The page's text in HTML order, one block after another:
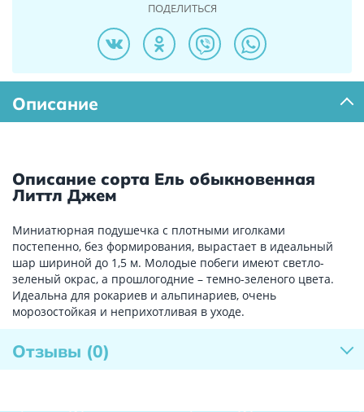
ПОДЕЛИТЬСЯ
Описание
Описание сорта Ель обыкновенная
Литтл Джем
Миниатюрная подушечка с плотными иголками
постепенно, без формирования, вырастает в идеальный
шар шириной до 1,5 м. Молодые побеги имеют светло-
зеленый окрас, а прошлогодние – темно-зеленого цвета.
Идеальна для рокариев и альпинариев, очень
морозостойкая и неприхотливая в уходе.
Отзывы (0)